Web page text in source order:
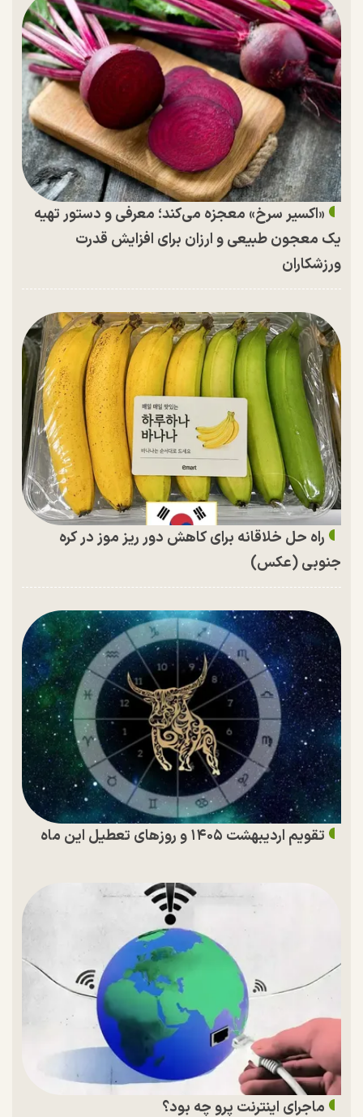
«اکسیر سرخ» معجزه می‌کند؛ معرفی و دستور تهیه
یک معجون طبیعی و ارزان برای افزایش قدرت
ورزشکاران
راه حل خلاقانه برای کاهش دور ریز موز در کره
جنوبی (عکس)
تقویم اردیبهشت ۱۴۰۵ و روز‌های تعطیل این ماه
ماجرای اینترنت پرو چه بود؟